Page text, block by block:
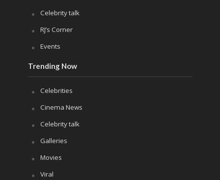
Celebrity talk
RJ’s Corner
Events
Trending Now
Celebrities
Cinema News
Celebrity talk
Galleries
Movies
Viral